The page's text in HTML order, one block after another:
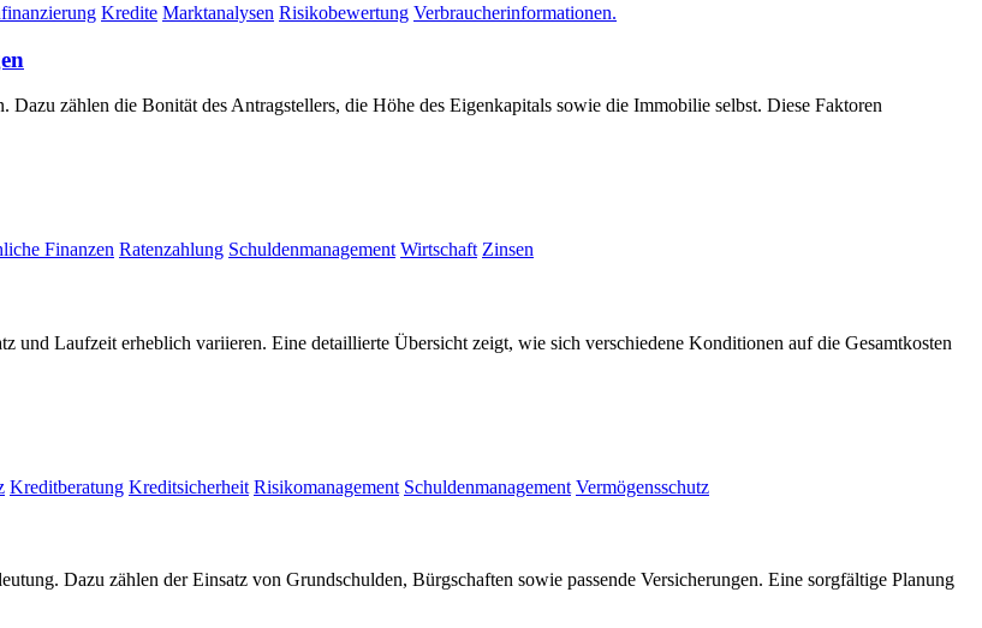
Kredite Marktanalysen Risikobewertung Verbraucherinformationen.
zählen die Bonität des Antragstellers, die Höhe des Eigenkapitals sowie die Immobilie selbst. Diese Faktoren
Finanzen Ratenzahlung Schuldenmanagement Wirtschaft Zinsen
und Laufzeit erheblich variieren. Eine detaillierte Übersicht zeigt, wie sich verschiedene Konditionen auf die Gesamtkosten
Kreditberatung Kreditsicherheit Risikomanagement Schuldenmanagement Vermögensschutz
Dazu zählen der Einsatz von Grundschulden, Bürgschaften sowie passende Versicherungen. Eine sorgfältige Planung